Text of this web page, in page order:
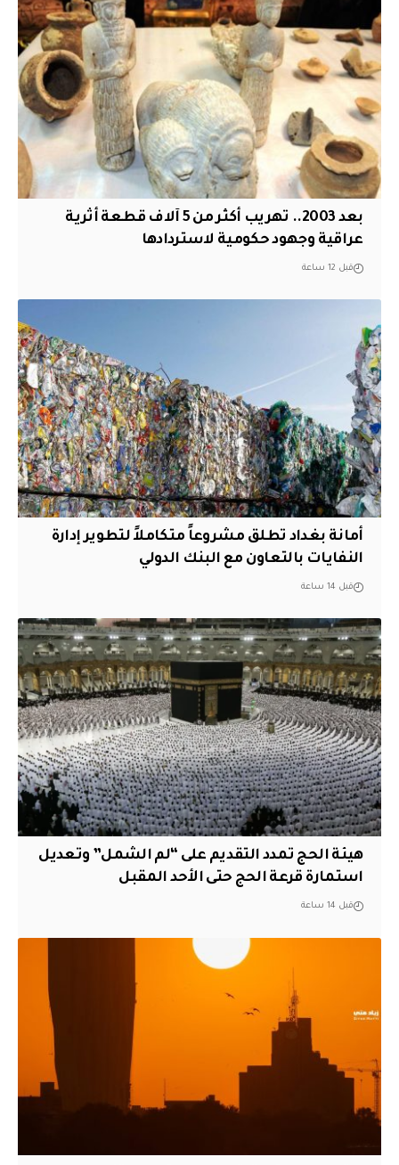
بعد 2003.. تهريب أكثر من 5 آلاف قطعة أثرية
عراقية وجهود حكومية لاستردادها
قبل 12 ساعة
أمانة بغداد تطلق مشروعاً متكاملاً لتطوير إدارة
النفايات بالتعاون مع البنك الدولي
قبل 14 ساعة
هيئة الحج تمدد التقديم على “لم الشمل” وتعديل
استمارة قرعة الحج حتى الأحد المقبل
قبل 14 ساعة